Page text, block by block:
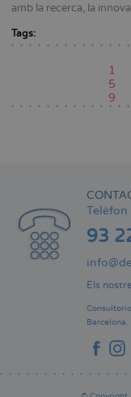
amb la recerca, la
Tags:
1
5
9
Telèfon
93
Els
Barcelona.